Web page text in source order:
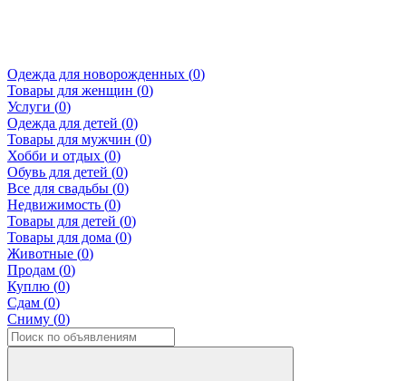
Одежда для новорожденных (0)
Товары для женщин (0)
Услуги (0)
Одежда для детей (0)
Товары для мужчин (0)
Хобби и отдых (0)
Обувь для детей (0)
Все для свадьбы (0)
Недвижимость (0)
Товары для детей (0)
Товары для дома (0)
Животные (0)
Продам (0)
Куплю (0)
Сдам (0)
Сниму (0)